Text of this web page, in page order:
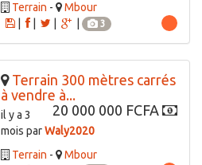
Terrain -
Mbour
|
3
Terrain 300 mètres carrés
à vendre à...
20 000 000 FCFA
il y a 3
mois parWaly2020
Terrain -
Mbour